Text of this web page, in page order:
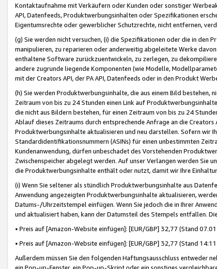
Kontaktaufnahme mit Verkäufern oder Kunden oder sonstiger
API, Datenfeeds, Produktwerbungsinhalten oder Spezifikationen
Eigentumsrechte oder gewerblicher Schutzrechte, nicht entfernen,
(g) Sie werden nicht versuchen, (i) die Spezifikationen oder die in
manipulieren, zu reparieren oder anderweitig abgeleitete Werke
enthaltene Software zurückzuentwickeln, zu zerlegen, zu
andere zugrunde liegende Komponenten (wie Modelle,
mit der Creators API, der PA API, Datenfeeds oder in den Produkt
(h) Sie werden Produktwerbungsinhalte, die aus einem Bild bestehen,
Zeitraum von bis zu 24 Stunden einen Link auf
die nicht aus Bildern bestehen, für einen Zeitraum von bis zu 24
Ablauf dieses Zeitraums durch entsprechende Anfrage an die
Produktwerbungsinhalte aktualisieren und neu darstellen. Sofern wir
Standardidentifikationsnummern (ASINs) für einen unbestimmten
Kundenanwendung, dürfen unbeschadet des Vorstehenden
Zwischenspeicher abgelegt werden. Auf unser Verlangen werden Sie
die Produktwerbungsinhalte enthält oder nutzt, damit wir Ihre
(i) Wenn Sie seltener als stündlich Produktwerbungsinhalte aus
Anwendung angezeigten Produktwerbungsinhalte aktualisieren,
Datums-/Uhrzeitstempel einfügen. Wenn Sie jedoch die in Ihrer
und aktualisiert haben, kann der Datumsteil des Stempels entfallen.
• Preis auf [Amazon-Website einfügen]: [EUR/GBP] 32,77 (Stand
• Preis auf [Amazon-Website einfügen]: [EUR/GBP] 32,77 (Stand
Außerdem müssen Sie den folgenden Haftungsausschluss entweder
ein Pop-up-Fenster, ein Pop-up-Skript oder ein sonstiges